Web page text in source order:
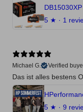
5 ★ · 1
Michael G.
Verified
Das ist alles bestens
5 ★ · 9